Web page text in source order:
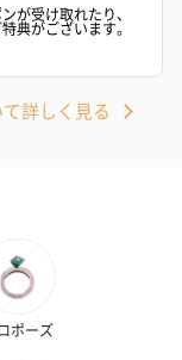
味)
が受け取れたり、
典がございます。
詳しく見る
ポーズ